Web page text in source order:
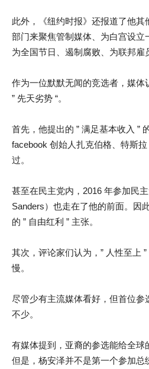
此外，《纽约时报》还报道了他其
部门来聚焦管制媒体、为白宫设立
为全国节日、遏制腐败、为联邦雇
作为一位默默无闻的竞选者，媒体
” 先天劣势 “。
首先，他提出的 ” 满足基本收入 ”
facebook 创始人扎克伯格、特斯
过。
甚至在民主党内，2016 年参加民
Sanders）也走在了他的前面。因
的 ” 自由红利 ” 主张。
其次，评论家们认为，” 人性至上
慢。
尽管少有主流媒体看好，但首位参
不少。
有媒体提到，亚裔的参选能给全球
但是，杨安泽并不是第一个参加总